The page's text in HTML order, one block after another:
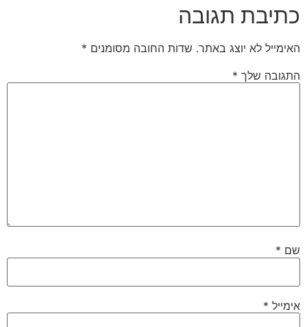
כתיבת תגובה
האימייל לא יוצג באתר. שדות החובה מסומנים *
התגובה שלך *
שם *
אימייל *